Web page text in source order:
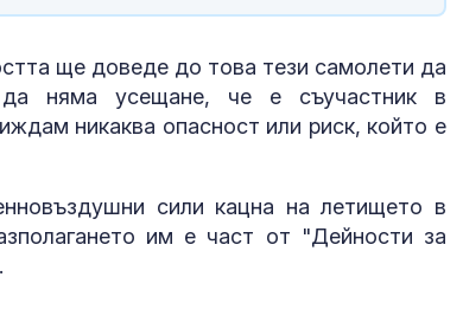
ще доведе до това тези самолети да
няма усещане, че е съучастник в
никаква опасност или риск, който е
сили кацна на летището в
им е част от "Дейности за